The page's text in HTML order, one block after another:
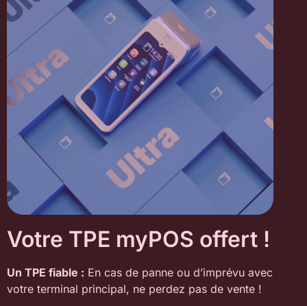
Votre TPE myPOS offert !
Un TPE fiable : En cas de panne ou d’imprévu avec
votre terminal principal, ne perdez pas de vente !